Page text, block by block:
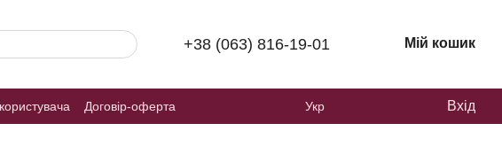
+38 (063) 816-19-01 Мій кошик
Договір-оферта Укр Вхід